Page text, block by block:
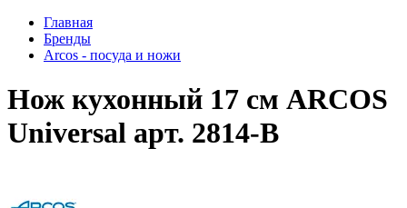
Главная
Бренды
Arcos - посуда и ножи
Нож кухонный 17 см ARCOS
Universal арт. 2814-B